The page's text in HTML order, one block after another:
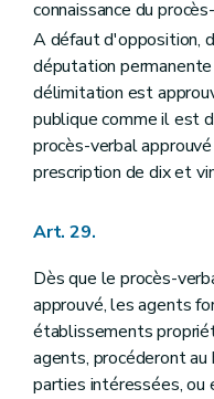
connaissance du
A défaut d'opposition,
députation
délimitation est
publique comme il est
procès-verbal
prescription de dix et
Art. 29.
Dès que le procès-
approuvé, les agents
établissements
agents, procéderont au
parties intéressées,